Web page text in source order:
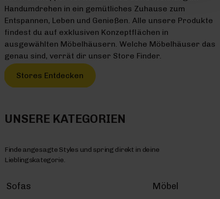
Handumdrehen in ein gemütliches Zuhause zum
Entspannen, Leben und Genießen. Alle unsere Produkte
findest du auf exklusiven Konzeptflächen in
ausgewählten Möbelhäusern. Welche Möbelhäuser das
genau sind, verrät dir unser Store Finder.
Stores Entdecken
UNSERE KATEGORIEN
Finde angesagte Styles und spring direkt in deine
Lieblingskategorie.
Sofas Möbel